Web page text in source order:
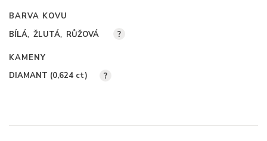
BARVA KOVU
BÍLÁ ŽLUTÁ RŮŽOVÁ ?
KAMENY
DIAMANT (0,624 ct) ?